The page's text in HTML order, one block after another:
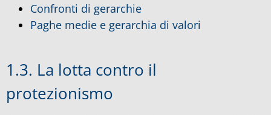
Confronti di gerarchie
Paghe medie e gerarchia di valori
1.3. La lotta contro il
protezionismo